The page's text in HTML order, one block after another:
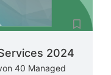
2024
40 Managed